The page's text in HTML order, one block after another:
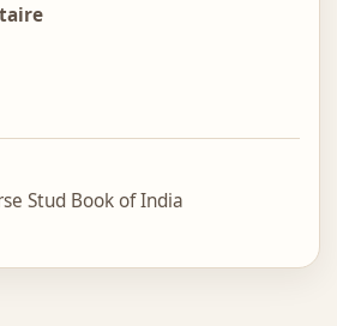
Stud Book of India